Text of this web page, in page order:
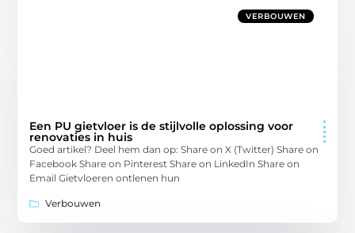
VERBOUWEN
Een PU gietvloer is de stijlvolle oplossing voor
renovaties in huis
Goed artikel? Deel hem dan op: Share on X (Twitter) Share on
Facebook Share on Pinterest Share on LinkedIn Share on
Email Gietvloeren ontlenen hun
Verbouwen